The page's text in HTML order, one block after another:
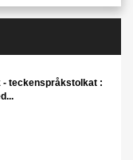
- teckenspråkstolkat :